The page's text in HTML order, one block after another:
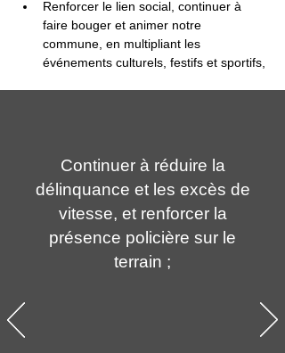
Renforcer le lien social, continuer à
faire bouger et animer notre
commune, en multipliant les
événements culturels, festifs et sportifs,
Continuer à réduire la
délinquance et les excès de
vitesse, et renforcer la
présence policière sur le
terrain ;